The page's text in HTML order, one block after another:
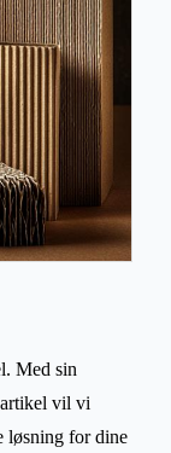
Med sin
artikel vil vi
løsning for dine